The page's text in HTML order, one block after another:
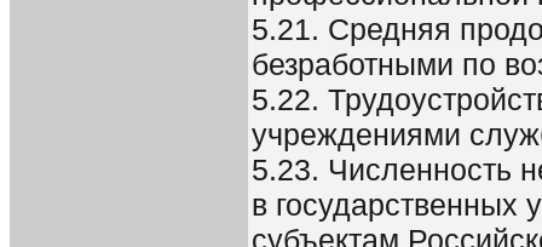
5.21. Средняя
безработными по
5.22.
учреждениями
5.23. Численность
в государственных
субъектам